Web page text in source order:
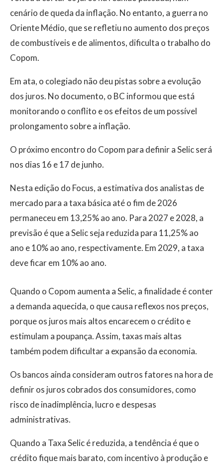
cenário de queda da inflação. No entanto, a guerra no
Oriente Médio, que se refletiu no aumento dos preços
de combustíveis e de alimentos, dificulta o trabalho do
Copom.
Em ata, o colegiado não deu pistas sobre a evolução
dos juros. No documento, o BC informou que está
monitorando o conflito e os efeitos de um possível
prolongamento sobre a inflação.
O próximo encontro do Copom para definir a Selic será
nos dias 16 e 17 de junho.
Nesta edição do Focus, a estimativa dos analistas de
mercado para a taxa básica até o fim de 2026
permaneceu em 13,25% ao ano. Para 2027 e 2028, a
previsão é que a Selic seja reduzida para 11,25% ao
ano e 10% ao ano, respectivamente. Em 2029, a taxa
deve ficar em 10% ao ano.
Quando o Copom aumenta a Selic, a finalidade é conter
a demanda aquecida, o que causa reflexos nos preços,
porque os juros mais altos encarecem o crédito e
estimulam a poupança. Assim, taxas mais altas
também podem dificultar a expansão da economia.
Os bancos ainda consideram outros fatores na hora de
definir os juros cobrados dos consumidores, como
risco de inadimplência, lucro e despesas
administrativas.
Quando a Taxa Selic é reduzida, a tendência é que o
crédito fique mais barato, com incentivo à produção e